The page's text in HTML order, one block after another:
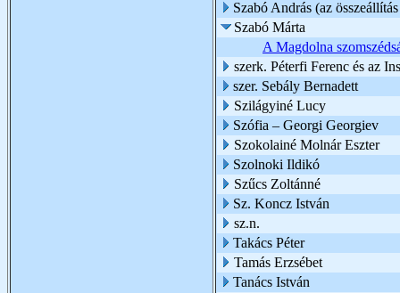
Szabó András (az
Szabó Márta
A Magdolna
szerk. Péterfi Ferenc és az
szer. Sebály Bernadett
Szilágyiné Lucy
Szófia – Georgi Georgiev
Szokolainé Molnár Eszter
Szolnoki Ildikó
Szűcs Zoltánné
Sz. Koncz István
sz.n.
Takács Péter
Tamás Erzsébet
Tanács István